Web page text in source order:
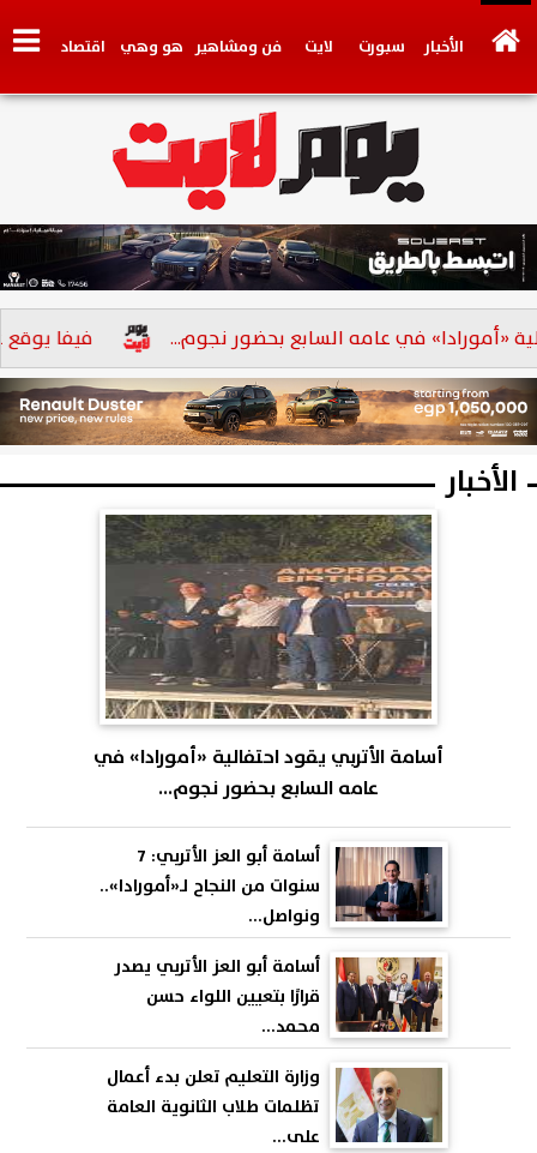
الأخبار سبورت لايت فن ومشاهير هو وهي اقتصاد
وجهات نظر فيديو سيارات
فيفا يوقع عقوبة في عامه السابع بحضور نجوم...
الأخبار
أسامة الأتربي يقود احتفالية «أمورادا» في
عامه السابع بحضور نجوم...
أسامة أبو العز الأتربي: 7
سنوات من النجاح لـ«أمورادا»..
ونواصل...
أسامة أبو العز الأتربي يصدر
قرارًا بتعيين اللواء حسن
محمد...
وزارة التعليم تعلن بدء أعمال
تظلمات طلاب الثانوية العامة
على...